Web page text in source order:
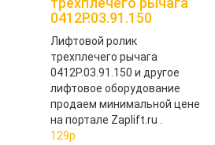
0412Р.03.91.150
Лифтовой ролик
трехплечего рычага
0412Р.03.91.150 и другое
лифтовое оборудование
продаем минимальной цене
на портале Zaplift.ru .
129p